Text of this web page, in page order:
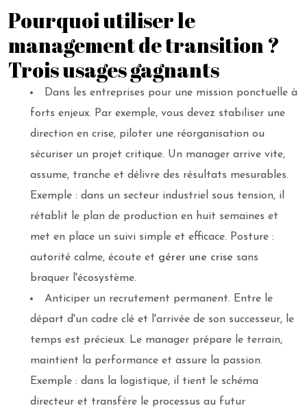
Pourquoi utiliser le
management de transition ?
Trois usages gagnants
Dans les entreprises pour une mission ponctuelle à
forts enjeux. Par exemple, vous devez stabiliser une
direction en crise, piloter une réorganisation ou
sécuriser un projet critique. Un manager arrive vite,
assume, tranche et délivre des résultats mesurables.
Exemple : dans un secteur industriel sous tension, il
rétablit le plan de production en huit semaines et
met en place un suivi simple et efficace. Posture :
autorité calme, écoute et gérer une crise sans
braquer l'écosystème.
Anticiper un recrutement permanent. Entre le
départ d'un cadre clé et l'arrivée de son successeur, le
temps est précieux. Le manager prépare le terrain,
maintient la performance et assure la passion.
Exemple : dans la logistique, il tient le schéma
directeur et transfère le processus au futur